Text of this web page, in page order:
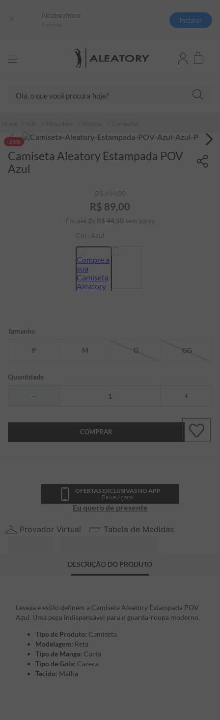
AleatoryStore
Instalar
-25%
Camiseta Aleatory Estampada POV
Azul
R$ 119,00
R$ 89,00
Em até 2x R$ 44,50 sem juros
Cor: Azul
Tamanho
P M G GG
Quantidade
＋
－
COMPRAR
OFERTAS EXCLUSIVAS NO APP
Baixe Agora!
Eu quero de presente
Provador Virtual Tabela de Medidas
DESCRIÇÃO DO PRODUTO
Leveza e estilo definem a Camiseta Aleatory Estampada POV
Azul. Uma peça indispensável para o guarda-roupa moderno.
Tipo de Produto: Camiseta
Modelagem: Reta
Tipo de Manga: Curta
Tipo de Gola: Careca
Tecido: Malha
boné
6 º
jaqueta